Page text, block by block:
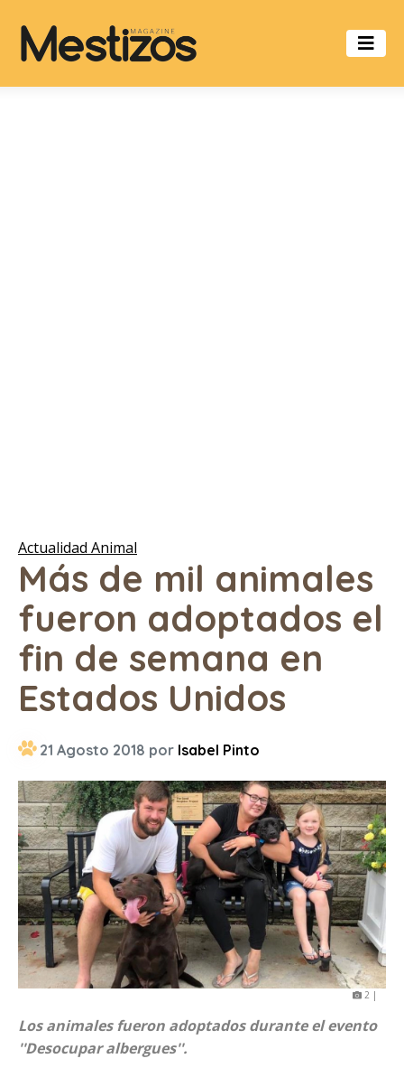
Actualidad Animal
Más de mil animales
fueron adoptados el
fin de semana en
Estados Unidos
21 Agosto 2018 por Isabel Pinto
2 |
Los animales fueron adoptados durante el evento
''Desocupar albergues''.